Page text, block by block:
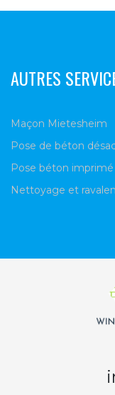
AUTRES
Maçon Mietesheim
Pose de béton
Pose béton
Nettoyage et